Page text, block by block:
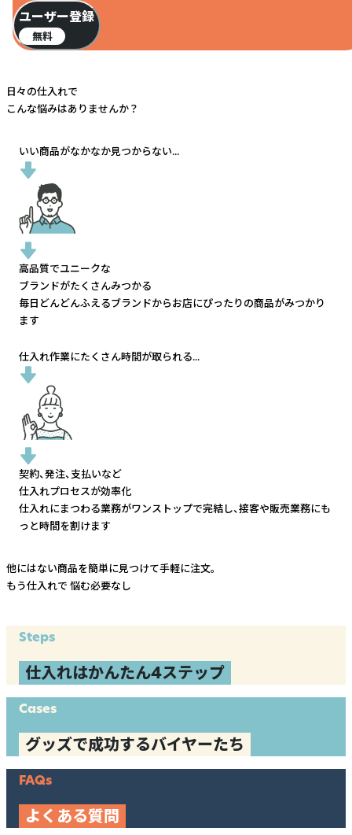
ユーザー登録
無料
日々の仕入れで
こんな悩みはありませんか？
いい商品がなかなか見つからない...
高品質でユニークな
ブランドがたくさんみつかる
毎日どんどんふえるブランドからお店にぴったりの商品がみつかり
ます
仕入れ作業にたくさん時間が取られる...
契約、発注、支払いなど
仕入れプロセスが効率化
仕入れにまつわる業務がワンストップで完結し、接客や販売業務にも
っと時間を割けます
他にはない商品を簡単に見つけて手軽に注文。
もう仕入れで 悩む必要なし
Steps
仕入れはかんたん4ステップ
Cases
グッズで成功するバイヤーたち
FAQs
よくある質問